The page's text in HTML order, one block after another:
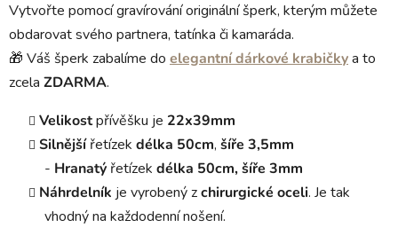
Vytvořte pomocí gravírování originální šperk, kterým můžete
obdarovat svého partnera, tatínka či kamaráda.
🎁 Váš šperk zabalíme do elegantní dárkové krabičkya to
zcela ZDARMA.
Velikostpřívěšku je 22x39mm
Silnějšířetízek délka 50cm, šíře 3,5mm
- Hranatý řetízek délka 50cm, šíře 3mm
Náhrdelník je vyrobený zchirurgické oceli. Je tak
vhodný na každodenní nošení.